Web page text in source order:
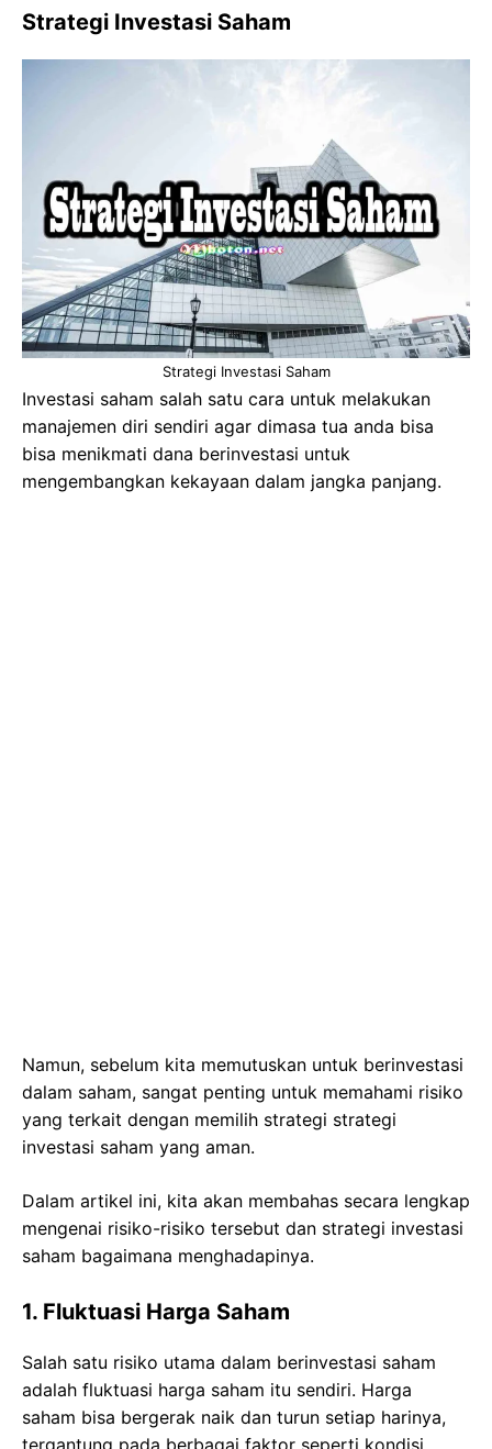
Strategi Investasi Saham
Strategi Investasi Saham
Investasi saham salah satu cara untuk melakukan
manajemen diri sendiri agar dimasa tua anda bisa
bisa menikmati dana berinvestasi untuk
mengembangkan kekayaan dalam jangka panjang.
Namun, sebelum kita memutuskan untuk berinvestasi
dalam saham, sangat penting untuk memahami risiko
yang terkait dengan memilih strategi strategi
investasi saham yang aman.
Dalam artikel ini, kita akan membahas secara lengkap
mengenai risiko-risiko tersebut dan strategi investasi
saham bagaimana menghadapinya.
1. Fluktuasi Harga Saham
Salah satu risiko utama dalam berinvestasi saham
adalah fluktuasi harga saham itu sendiri. Harga
saham bisa bergerak naik dan turun setiap harinya,
tergantung pada berbagai faktor seperti kondisi